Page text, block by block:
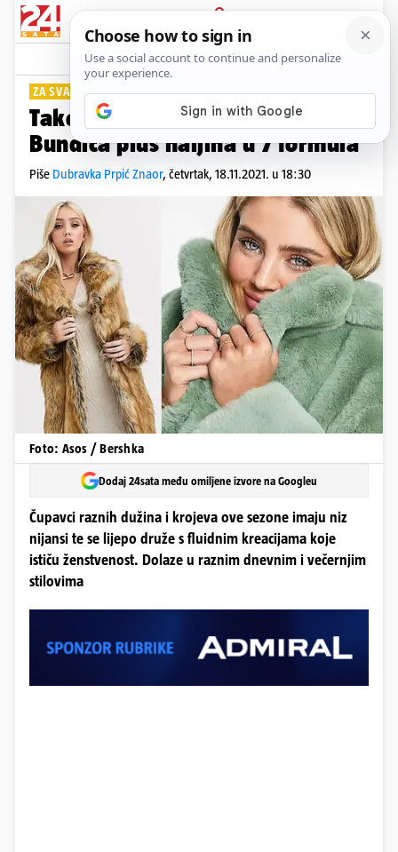
PRIJAVA
Lifestyle Komentari
ZA SVAKI DAN
Tako simpatične kombinacije:
Bundica plus haljina u 7 formula
Piše Dubravka Prpić Znaor, četvrtak, 18.11.2021. u 18:30
Foto: Asos / Bershka
Dodaj 24sata među omiljene izvore na Googleu
Čupavci raznih dužina i krojeva ove sezone imaju niz
nijansi te se lijepo druže s fluidnim kreacijama koje
ističu ženstvenost. Dolaze u raznim dnevnim i večernjim
stilovima